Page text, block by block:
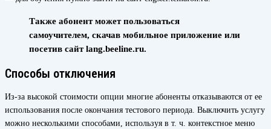
Также абонент может пользоваться
самоучителем, скачав мобильное приложение или
посетив сайт lang.beeline.ru.
Способы отключения
Из-за высокой стоимости опции многие абоненты отказываются от ее
использования после окончания тестового периода. Выключить услугу
можно несколькими способами, используя в т. ч. контекстное меню